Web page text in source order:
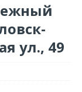
ул., 49